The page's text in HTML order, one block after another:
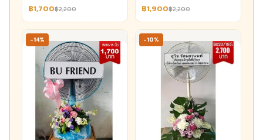
฿1,700฿2,200 ฿1,900฿2,200
-14% -10%